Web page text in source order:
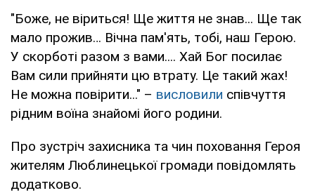
"Боже, не віриться! Ще життя не знав... Ще так
мало прожив… Вічна пам'ять, тобі, наш Герою.
У скорботі разом з вами.... Хай Бог посилає
Вам сили прийняти цю втрату. Це такий жах!
Не можна повірити..." – висловили співчуття
рідним воїна знайомі його родини.
Про зустріч захисника та чин поховання Героя
жителям Люблинецької громади повідомлять
додатково.